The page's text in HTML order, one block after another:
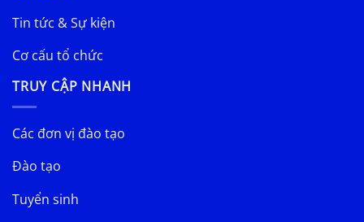
Tin tức & Sự kiện
Cơ cấu tổ chức
TRUY CẬP NHANH
Các đơn vị đào tạo
Đào tạo
Tuyển sinh